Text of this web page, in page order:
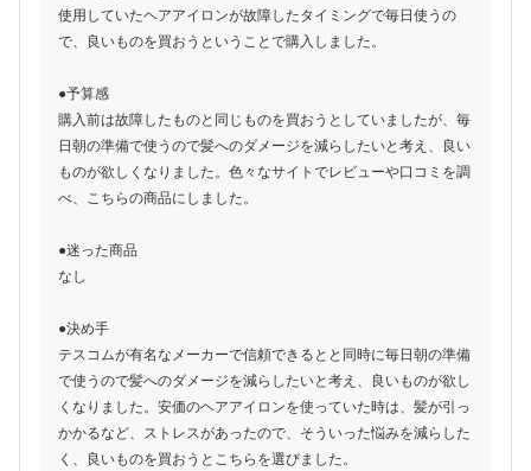
使用していたヘアアイロンが故障したタイミングで毎日使うの
で、良いものを買おうということで購入しました。
●予算感
購入前は故障したものと同じものを買おうとしていましたが、毎
日朝の準備で使うので髪へのダメージを減らしたいと考え、良い
ものが欲しくなりました。色々なサイトでレビューや口コミを調
べ、こちらの商品にしました。
●迷った商品
なし
●決め手
テスコムが有名なメーカーで信頼できるとと同時に毎日朝の準備
で使うので髪へのダメージを減らしたいと考え、良いものが欲し
くなりました。安価のヘアアイロンを使っていた時は、髪が引っ
かかるなど、ストレスがあったので、そういった悩みを減らした
く、良いものを買おうとこちらを選びました。